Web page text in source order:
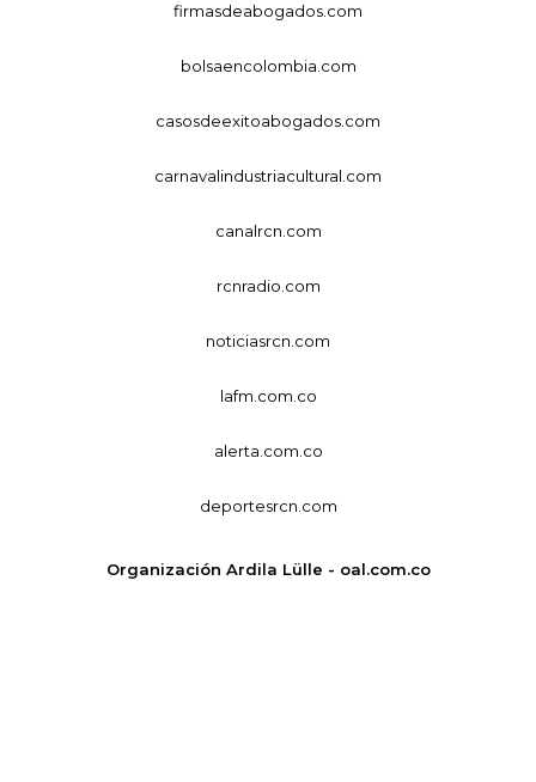
firmasdeabogados.com
bolsaencolombia.com
casosdeexitoabogados.com
carnavalindustriacultural.com
canalrcn.com
rcnradio.com
noticiasrcn.com
lafm.com.co
alerta.com.co
deportesrcn.com
Organización Ardila Lülle - oal.com.co